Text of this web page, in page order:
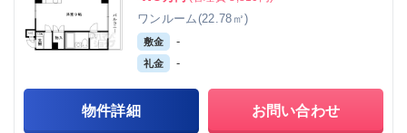
ワンルーム(22.78㎡)
敷金 -
礼金 -
物件詳細 お問い合わせ